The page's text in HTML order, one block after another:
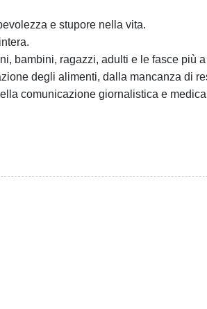
e stupore nella vita.
bambini, ragazzi, adulti e le fasce più
degli alimenti, dalla mancanza di
comunicazione giornalistica e